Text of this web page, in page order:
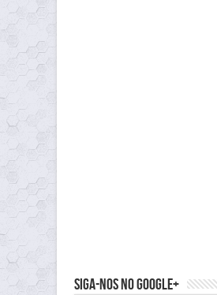
Siga-nos no Google+